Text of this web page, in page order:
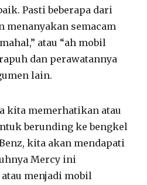
Pasti beberapa dari
menanyakan semacam
atau “ah mobil
dan perawatannya
lain.
kita memerhatikan atau
berunding ke bengkel
kita akan mendapati
Mercy ini
menjadi mobil